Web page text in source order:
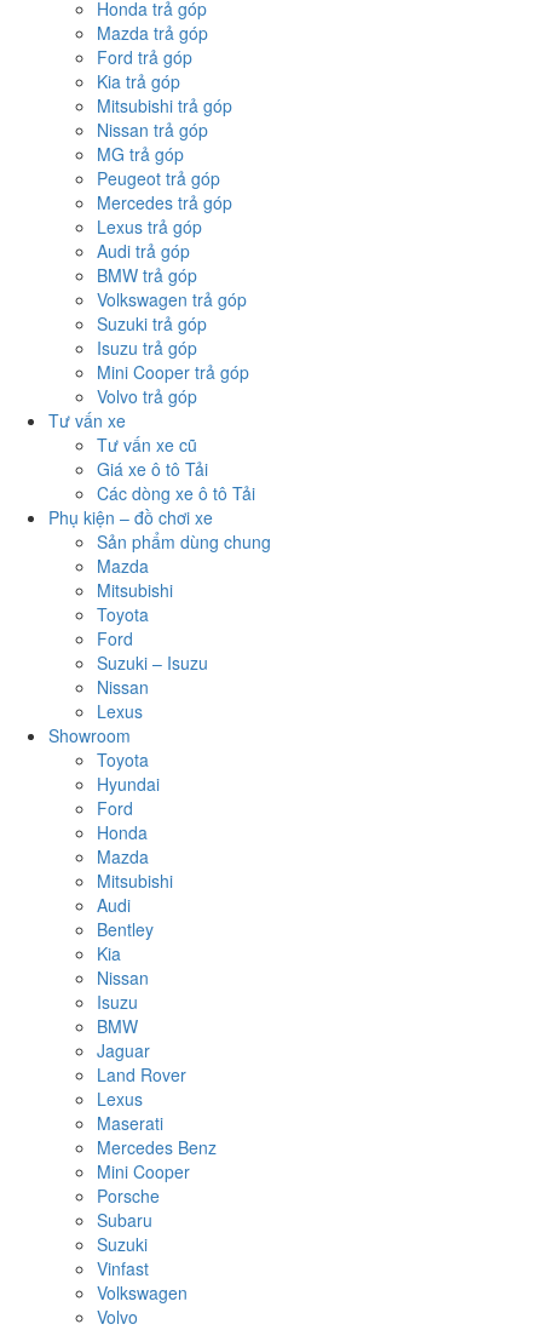
Honda trả góp
Mazda trả góp
Ford trả góp
Kia trả góp
Mitsubishi trả góp
Nissan trả góp
MG trả góp
Peugeot trả góp
Mercedes trả góp
Lexus trả góp
Audi trả góp
BMW trả góp
Volkswagen trả góp
Suzuki trả góp
Isuzu trả góp
Mini Cooper trả góp
Volvo trả góp
Tư vấn xe
Tư vấn xe cũ
Giá xe ô tô Tải
Các dòng xe ô tô Tải
Phụ kiện – đồ chơi xe
Sản phẩm dùng chung
Mazda
Mitsubishi
Toyota
Ford
Suzuki – Isuzu
Nissan
Lexus
Showroom
Toyota
Hyundai
Ford
Honda
Mazda
Mitsubishi
Audi
Bentley
Kia
Nissan
Isuzu
BMW
Jaguar
Land Rover
Lexus
Maserati
Mercedes Benz
Mini Cooper
Porsche
Subaru
Suzuki
Vinfast
Volkswagen
Volvo